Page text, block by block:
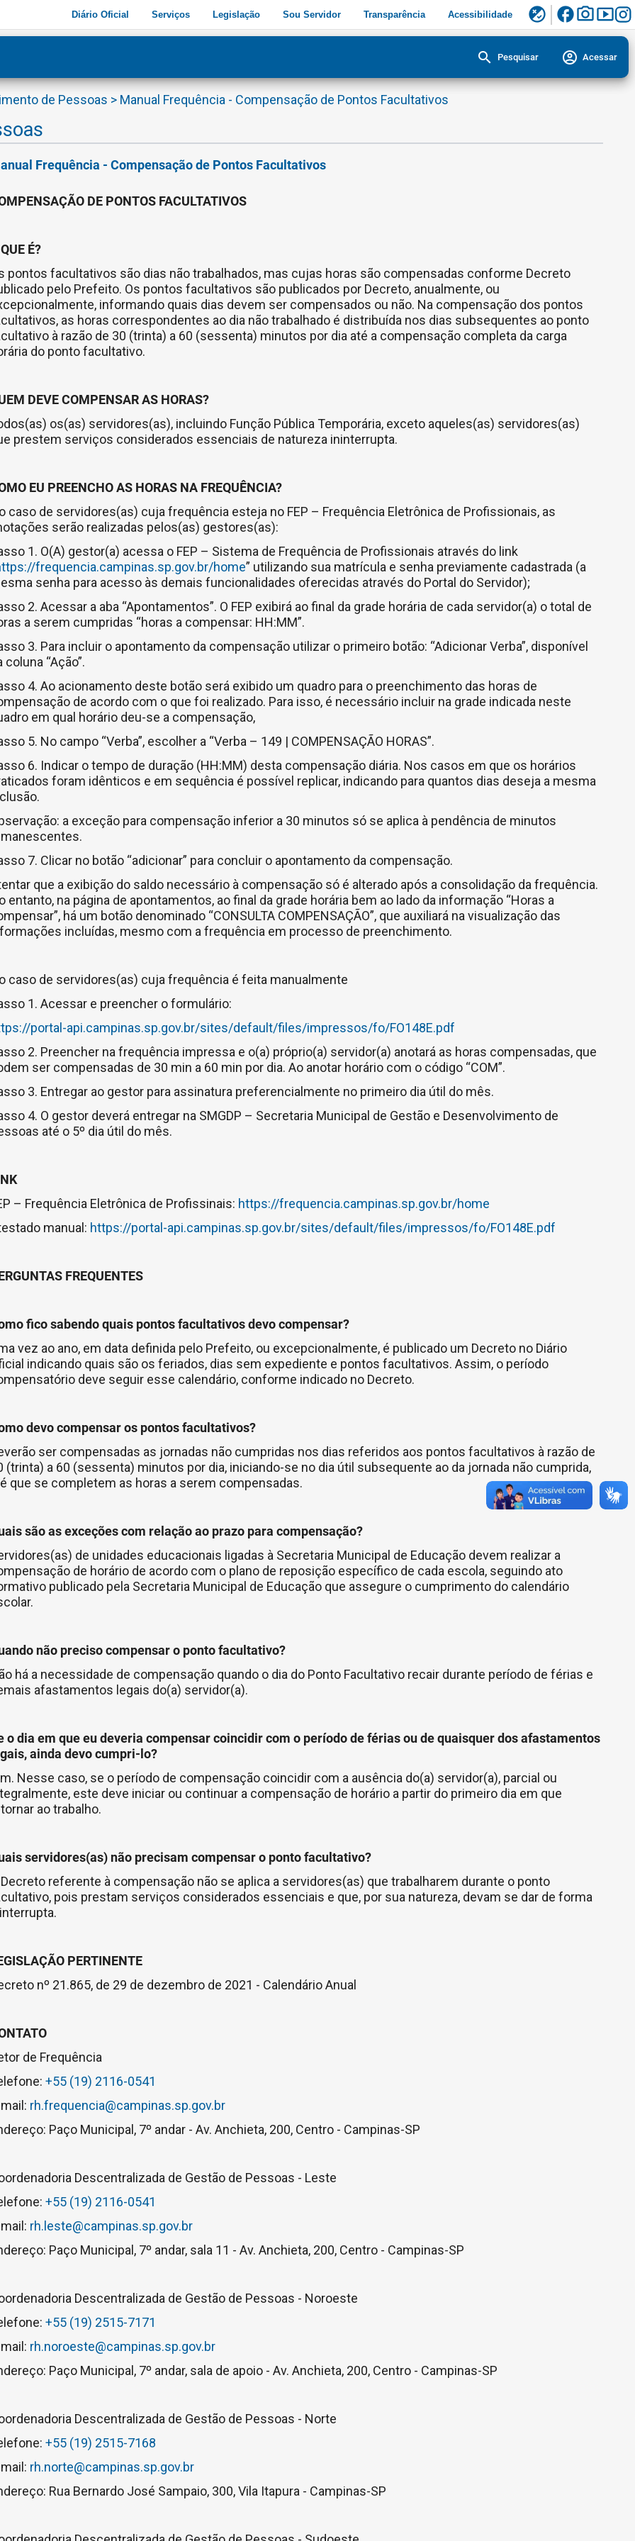
Diário Oficial Serviços Legislação Sou Servidor Transparência Acessibilidade flaky facebookphoto_camerasmart_display
search Pesquisar account_circle Acessar
de Pessoas > Manual Frequência - Compensação de Pontos Facultativos
Frequência - Compensação de Pontos Facultativos
DE PONTOS FACULTATIVOS
É?
pontos facultativos são dias não trabalhados, mas cujas horas são compensadas conforme Decreto
pelo Prefeito. Os pontos facultativos são publicados por Decreto, anualmente, ou
informando quais dias devem ser compensados ou não. Na compensação dos pontos
as horas correspondentes ao dia não trabalhado é distribuída nos dias subsequentes ao ponto
à razão de 30 (trinta) a 60 (sessenta) minutos por dia até a compensação completa da carga
do ponto facultativo.
DEVE COMPENSAR AS HORAS?
os(as) servidores(as), incluindo Função Pública Temporária, exceto aqueles(as) servidores(as)
prestem serviços considerados essenciais de natureza ininterrupta.
EU PREENCHO AS HORAS NA FREQUÊNCIA?
caso de servidores(as) cuja frequência esteja no FEP – Frequência Eletrônica de Profissionais, as
serão realizadas pelos(as) gestores(as):
1. O(A) gestor(a) acessa o FEP – Sistema de Frequência de Profissionais através do link
frequencia.campinas.sp.gov.br/home” utilizando sua matrícula e senha previamente cadastrada (a
senha para acesso às demais funcionalidades oferecidas através do Portal do Servidor);
2. Acessar a aba “Apontamentos”. O FEP exibirá ao final da grade horária de cada servidor(a) o total de
a serem cumpridas “horas a compensar: HH:MM”.
3. Para incluir o apontamento da compensação utilizar o primeiro botão: “Adicionar Verba”, disponível
coluna “Ação”.
4. Ao acionamento deste botão será exibido um quadro para o preenchimento das horas de
de acordo com o que foi realizado. Para isso, é necessário incluir na grade indicada neste
em qual horário deu-se a compensação,
5. No campo “Verba”, escolher a “Verba – 149 | COMPENSAÇÃO HORAS”.
6. Indicar o tempo de duração (HH:MM) desta compensação diária. Nos casos em que os horários
foram idênticos e em sequência é possível replicar, indicando para quantos dias deseja a mesma
a exceção para compensação inferior a 30 minutos só se aplica à pendência de minutos
7. Clicar no botão “adicionar” para concluir o apontamento da compensação.
que a exibição do saldo necessário à compensação só é alterado após a consolidação da frequência.
entanto, na página de apontamentos, ao final da grade horária bem ao lado da informação “Horas a
há um botão denominado “CONSULTA COMPENSAÇÃO”, que auxiliará na visualização das
incluídas, mesmo com a frequência em processo de preenchimento.
caso de servidores(as) cuja frequência é feita manualmente
1. Acessar e preencher o formulário:
portal-api.campinas.sp.gov.br/sites/default/files/impressos/fo/FO148E.pdf
2. Preencher na frequência impressa e o(a) próprio(a) servidor(a) anotará as horas compensadas, que
ser compensadas de 30 min a 60 min por dia. Ao anotar horário com o código “COM”.
3. Entregar ao gestor para assinatura preferencialmente no primeiro dia útil do mês.
4. O gestor deverá entregar na SMGDP – Secretaria Municipal de Gestão e Desenvolvimento de
até o 5º dia útil do mês.
– Frequência Eletrônica de Profissinais: https://frequencia.campinas.sp.gov.br/home
manual: https://portal-api.campinas.sp.gov.br/sites/default/files/impressos/fo/FO148E.pdf
FREQUENTES
fico sabendo quais pontos facultativos devo compensar?
vez ao ano, em data definida pelo Prefeito, ou excepcionalmente, é publicado um Decreto no Diário
indicando quais são os feriados, dias sem expediente e pontos facultativos. Assim, o período
deve seguir esse calendário, conforme indicado no Decreto.
devo compensar os pontos facultativos?
ser compensadas as jornadas não cumpridas nos dias referidos aos pontos facultativos à razão de
(trinta) a 60 (sessenta) minutos por dia, iniciando-se no dia útil subsequente ao da jornada não cumprida,
que se completem as horas a serem compensadas.
são as exceções com relação ao prazo para compensação?
de unidades educacionais ligadas à Secretaria Municipal de Educação devem realizar a
de horário de acordo com o plano de reposição específico de cada escola, seguindo ato
publicado pela Secretaria Municipal de Educação que assegure o cumprimento do calendário
não preciso compensar o ponto facultativo?
há a necessidade de compensação quando o dia do Ponto Facultativo recair durante período de férias e
afastamentos legais do(a) servidor(a).
o dia em que eu deveria compensar coincidir com o período de férias ou de quaisquer dos afastamentos
ainda devo cumpri-lo?
Nesse caso, se o período de compensação coincidir com a ausência do(a) servidor(a), parcial ou
este deve iniciar ou continuar a compensação de horário a partir do primeiro dia em que
ao trabalho.
servidores(as) não precisam compensar o ponto facultativo?
Decreto referente à compensação não se aplica a servidores(as) que trabalharem durante o ponto
pois prestam serviços considerados essenciais e que, por sua natureza, devam se dar de forma
PERTINENTE
nº 21.865, de 29 de dezembro de 2021 - Calendário Anual
de Frequência
+55 (19) 2116-0541
rh.frequencia@campinas.sp.gov.br
Paço Municipal, 7º andar - Av. Anchieta, 200, Centro - Campinas-SP
Descentralizada de Gestão de Pessoas - Leste
+55 (19) 2116-0541
rh.leste@campinas.sp.gov.br
Paço Municipal, 7º andar, sala 11 - Av. Anchieta, 200, Centro - Campinas-SP
Descentralizada de Gestão de Pessoas - Noroeste
+55 (19) 2515-7171
rh.noroeste@campinas.sp.gov.br
Paço Municipal, 7º andar, sala de apoio - Av. Anchieta, 200, Centro - Campinas-SP
Descentralizada de Gestão de Pessoas - Norte
+55 (19) 2515-7168
rh.norte@campinas.sp.gov.br
Rua Bernardo José Sampaio, 300, Vila Itapura - Campinas-SP